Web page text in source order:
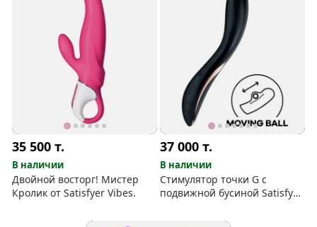
35 500т.
В наличии
Двойной восторг! Мистер
Кролик от Satisfyer Vibes.
37 000т.
В наличии
Стимулятор точки G с
подвижной бусиной Satisfyer